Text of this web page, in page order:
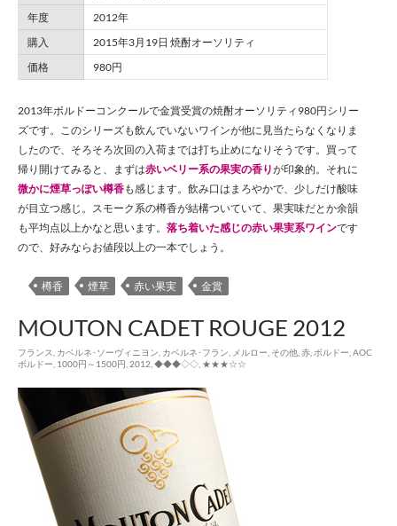
年度
2012年
購入
2015年3月19日 焼酎オーソリティ
価格
980円
2013年ボルドーコンクールで金賞受賞の焼酎オーソリティ980円シリー
ズです。このシリーズも飲んでいないワインが他に見当たらなくなりま
したので、そろそろ次回の入荷までは打ち止めになりそうです。買って
帰り開けてみると、まずは赤いベリー系の果実の香りが印象的。それに
微かに煙草っぽい樽香も感じます。飲み口はまろやかで、少しだけ酸味
が目立つ感じ。スモーク系の樽香が結構ついていて、果実味だとか余韻
も平均点以上かなと思います。 落ち着いた感じの赤い果実系ワインです
ので、好みならお値段以上の一本でしょう。
樽香 煙草 赤い果実 金賞
MOUTON CADET ROUGE 2012
フランス カベルネ･ソーヴィニヨン カベルネ･フラン メルロー その他 赤 ボルドー AOC
ボルドー 1000円～1500円 2012 ◆◆◆◇◇ ★★★☆☆